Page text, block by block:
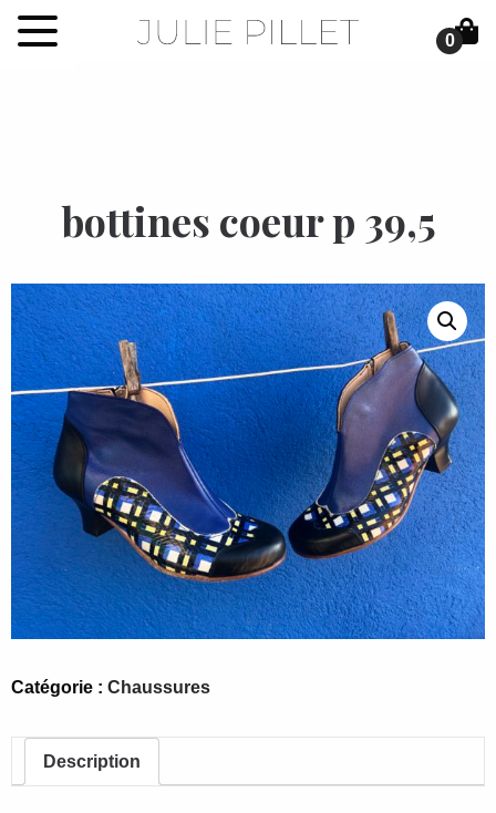
0
bottines coeur p 39,5
Catégorie : Chaussures
Description